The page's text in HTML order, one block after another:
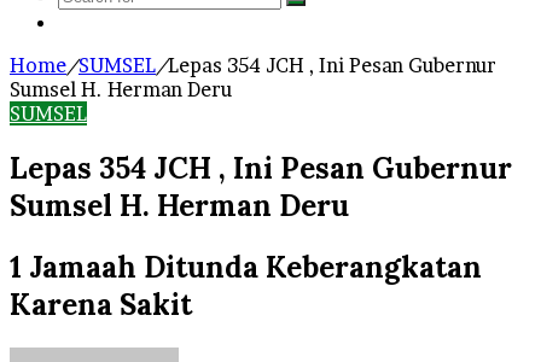
Search
Home/SUMSEL/Lepas 354 JCH , Ini Pesan Gubernur
Sumsel H. Herman Deru
SUMSEL
Lepas 354 JCH , Ini Pesan Gubernur
Sumsel H. Herman Deru
1 Jamaah Ditunda Keberangkatan
Karena Sakit